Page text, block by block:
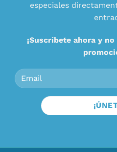
especiales
¡Suscríbete ahora y